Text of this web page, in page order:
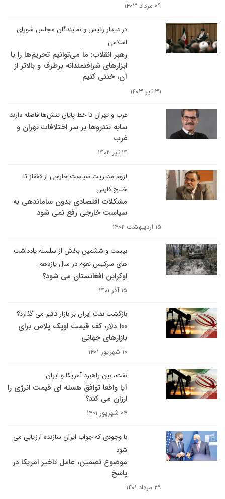
۰۹ مرداد ۱۴۰۳
در دیدار رئیس و نمایندگان مجلس شورای
اسلامی
رهبر انقلاب: ما می‌توانیم تحریم‌ها را با
ابزارهای شرافتمندانه برطرف و بالاتر از
آن، خنثی کنیم
۳۱ تیر ۱۴۰۳
غرب و تهران تا خط پایان تنش‌ها فاصله دارند
سایه تندروها بر سر اختلافات تهران و
غرب
۱۴ تیر ۱۴۰۲
لزوم مدیریت سیاست خارجی از قفقاز تا
خلیج فارس
مشکلات اقتصادی بدون ساماندهی به
سیاست خارجی رفع نمی شود
۱۵ اردیبهشت ۱۴۰۲
بیست و ششمین بخش از سلسله یادداشت
های سرکیس نعوم در سال یازدهم
اوکراین افغانستان می شود؟
۱۵ آذر ۱۴۰۱
بازگشت نفت ایران بر بازار تاثیر می گذارد؟
۱۰۰ دلار، کف قیمت اوپک پلاس برای
بازارهای جهانی
۱۰ شهریور ۱۴۰۱
نفت، بین راهبرد آمریکا و ایران
آیا واقعا توافق هسته ای قیمت انرژی را
ارزان می کند؟
۰۴ شهریور ۱۴۰۱
با وجودی که جواب ایران سازنده ارزیابی می
شود
موضوع تضمین، عامل تاخیر امریکا در
پاسخ
۲۹ مرداد ۱۴۰۱